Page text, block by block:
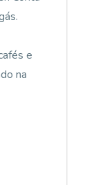
e
na